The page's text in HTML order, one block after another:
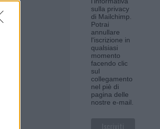
sulla privacy
di Mailchimp.
Potrai
annullare
l'iscrizione in
qualsiasi
momento
facendo clic
sul
collegamento
nel piè di
pagina delle
nostre e-mail.